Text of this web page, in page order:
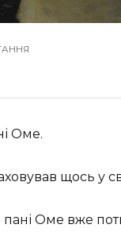
Оме.
щось у
Оме вже